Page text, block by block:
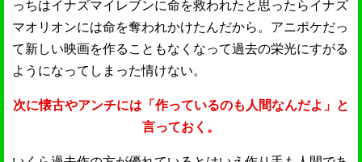
っちはイナズマイレブンに命を救われたと思ったらイナズ
マオリオンには命を奪われかけたんだから。アニポケだっ
て新しい映画を作ることもなくなって過去の栄光にすがる
ようになってしまった情けない。
次に懐古やアンチには「作っているのも人間なんだよ」と
言っておく。